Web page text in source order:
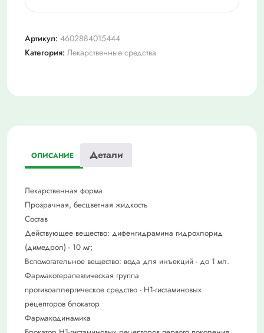
Артикул: 4602884015444
Категория: Лекарственные средства
ОПИСАНИЕ Детали
Лекарственная форма
Прозрачная, бесцветная жидкость
Состав
Действующее вещество: дифенгидрамина гидрохлорид
(димедрол) - 10 мг;
Вспомогательное вещество: вода для инъекций - до 1 мл.
Фармакотерапевтическая группа
противоаллергическое средство - H1-гистаминовых
рецепторов блокатор
Фармакодинамика